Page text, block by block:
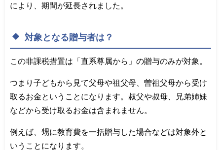
により、期間が延長されました。
対象となる贈与者は？
この非課税措置は「直系尊属から」の贈与のみが対象。
つまり子どもから見て父母や祖父母、曽祖父母から受け
取るお金ということになります。叔父や叔母、兄弟姉妹
などから受け取るお金は含まれません。
例えば、甥に教育費を一括贈与した場合などは対象外と
いうことになります。